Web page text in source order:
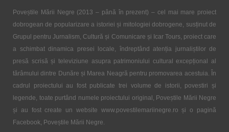
Poveștile Mării Negre (2013 – până în prezent) – cel mai mare proiect
dobrogean de popularizare a istoriei și mitologiei dobrogene, susținut de
Grupul pentru Jurnalism, Cultură și Comunicare și Icar Tours, proiect care
a schimbat dinamica presei locale, îndreptând atenția jurnaliștilor de
presă scrisă și televiziune asupra patrimoniului cultural excepțional al
tărâmului dintre Dunăre și Marea Neagră pentru promovarea acestuia. În
cadrul proiectului au fost publicate trei volume de istorii, povestiri și
legende, toate purtând numele proiectului original, Poveștile Mării Negre
și au fost create un website www.povestilemariinegre.ro și o pagină
Facebook, Poveștile Mării Negre.